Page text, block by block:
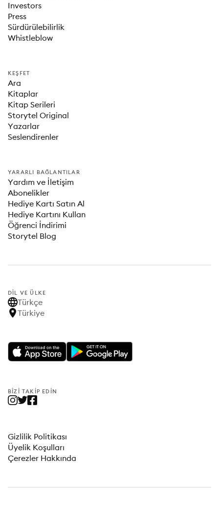
Investors
Press
Sürdürülebilirlik
Whistleblow
KEŞFET
Ara
Kitaplar
Kitap Serileri
Storytel Original
Yazarlar
Seslendirenler
YARARLI BAĞLANTILAR
Yardım ve İletişim
Abonelikler
Hediye Kartı Satın Al
Hediye Kartını Kullan
Öğrenci İndirimi
Storytel Blog
DIL VE ÜLKE
Türkçe
Türkiye
BIZI TAKIP EDIN
Gizlilik Politikası
Üyelik Koşulları
Çerezler Hakkında